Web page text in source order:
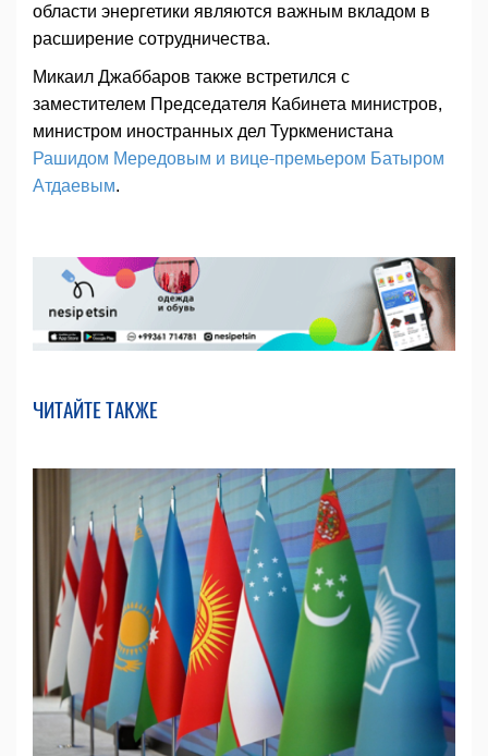
области энергетики являются важным вкладом в
расширение сотрудничества.
Микаил Джаббаров также встретился с
заместителем Председателя Кабинета министров,
министром иностранных дел Туркменистана
Рашидом Мередовым и вице-премьером Батыром
Атдаевым.
ЧИТАЙТЕ ТАКЖЕ